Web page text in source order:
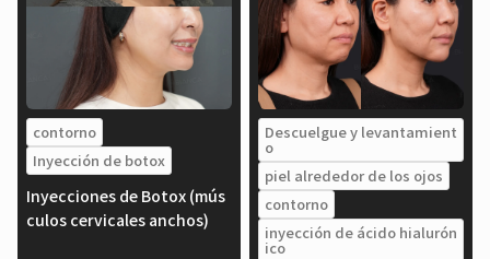
contorno
Inyección de botox
Inyecciones de Botox (mús
culos cervicales anchos)
Descuelgue y levantamient
o
piel alrededor de los ojos
contorno
inyección de ácido hialurón
ico